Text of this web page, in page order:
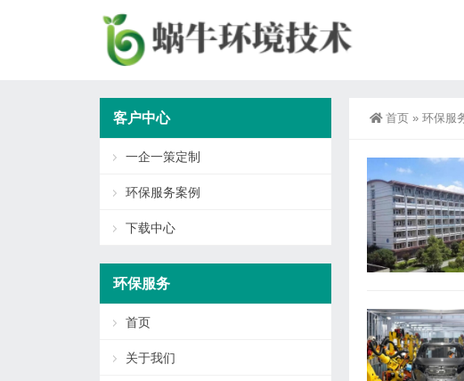
首页 » 环保服
客户中心
一企一策定制
环保服务案例
下载中心
环保服务
首页
关于我们